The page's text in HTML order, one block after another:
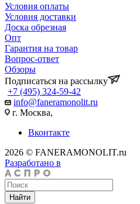
Условия оплаты
Условия доставки
Доска обрезная
Опт
Гарантия на товар
Вопрос-ответ
Обзоры
Подписаться на рассылку
+7 (495) 324-59-42
info@faneramonolit.ru
г. Москва,
Вконтакте
2026 © FANERAMONOLIT.ru
Разработано в
Найти